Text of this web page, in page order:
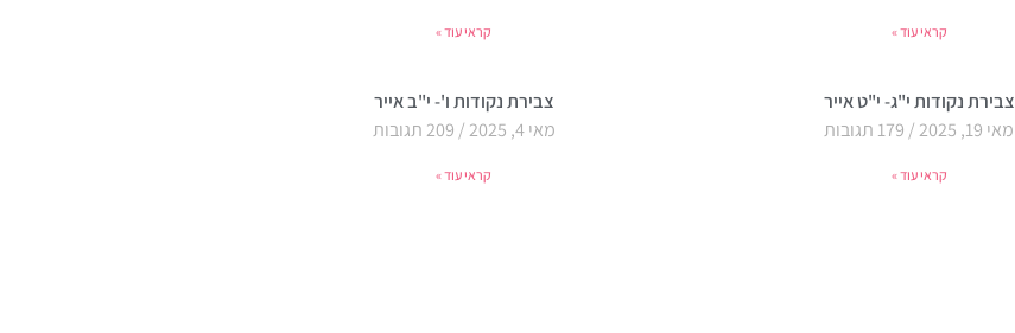
קראי עוד » קראי עוד »
צבירת נקודות י"ג- י"ט אייר
מאי 19, 2025
קראי עוד »
צבירת נקודות ו'- י"ב אייר
מאי 4, 2025
קראי עוד »